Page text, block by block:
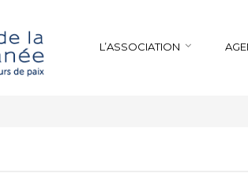
L’ASSOCIATION